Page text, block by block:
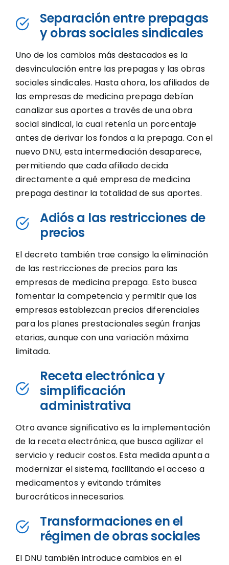
Separación entre prepagas
y obras sociales sindicales
Uno de los cambios más destacados es la
desvinculación entre las prepagas y las obras
sociales sindicales. Hasta ahora, los afiliados de
las empresas de medicina prepaga debían
canalizar sus aportes a través de una obra
social sindical, la cual retenía un porcentaje
antes de derivar los fondos a la prepaga. Con el
nuevo DNU, esta intermediación desaparece,
permitiendo que cada afiliado decida
directamente a qué empresa de medicina
prepaga destinar la totalidad de sus aportes.
Adiós a las restricciones de
precios
El decreto también trae consigo la eliminación
de las restricciones de precios para las
empresas de medicina prepaga. Esto busca
fomentar la competencia y permitir que las
empresas establezcan precios diferenciales
para los planes prestacionales según franjas
etarias, aunque con una variación máxima
limitada.
Receta electrónica y
simplificación
administrativa
Otro avance significativo es la implementación
de la receta electrónica, que busca agilizar el
servicio y reducir costos. Esta medida apunta a
modernizar el sistema, facilitando el acceso a
medicamentos y evitando trámites
burocráticos innecesarios.
Transformaciones en el
régimen de obras sociales
El DNU también introduce cambios en el